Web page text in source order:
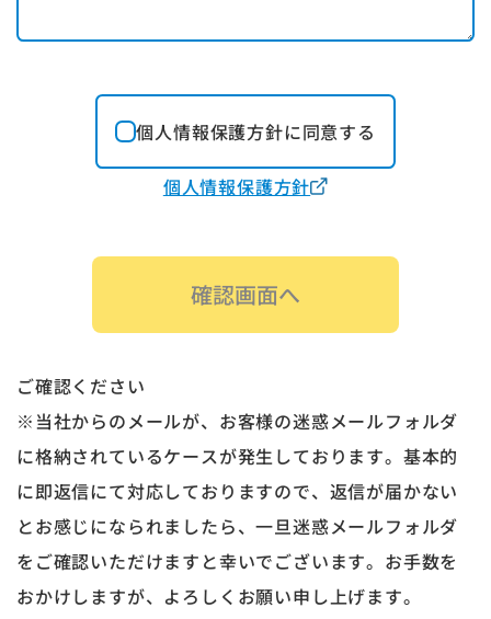
個人情報保護方針に同意する
個人情報保護方針
確認画面へ
ご確認ください
※当社からのメールが、お客様の迷惑メールフォルダ
に格納されているケースが発生しております。基本的
に即返信にて対応しておりますので、返信が届かない
とお感じになられましたら、一旦迷惑メールフォルダ
をご確認いただけますと幸いでございます。お手数を
おかけしますが、よろしくお願い申し上げます。